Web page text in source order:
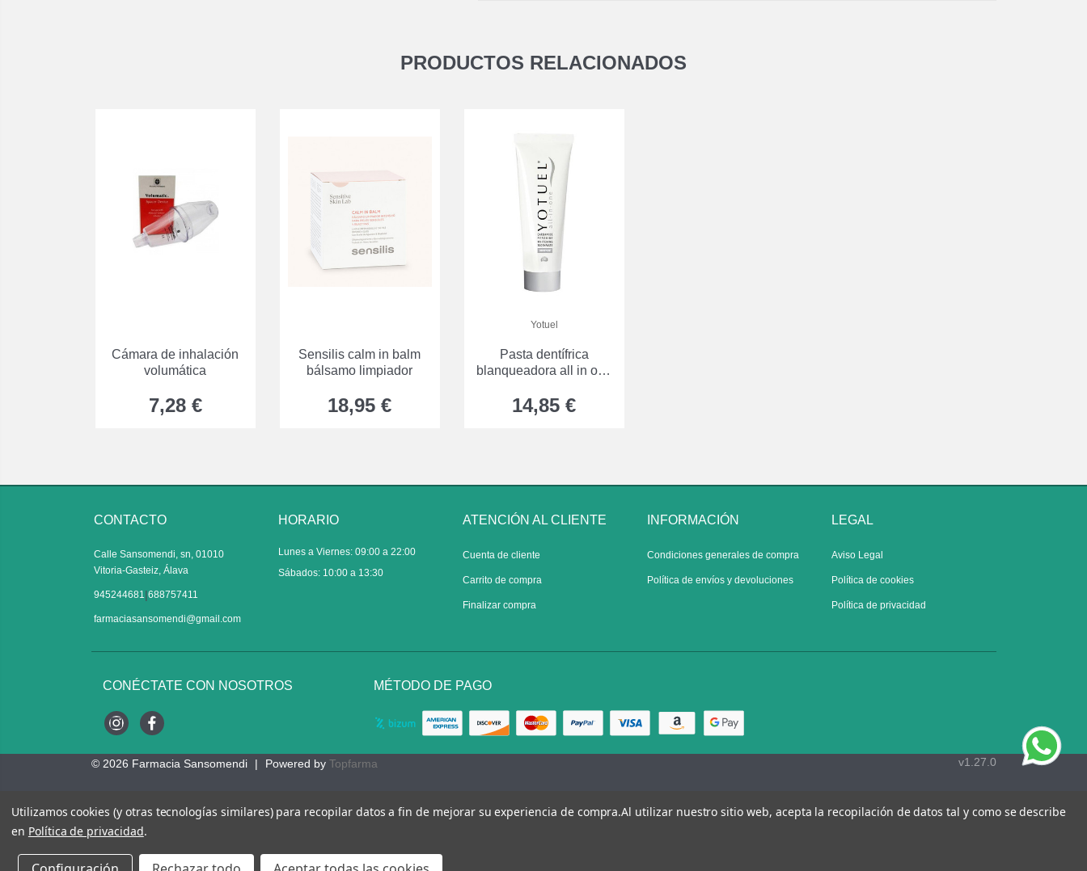
PRODUCTOS RELACIONADOS
Cámara de inhalación
volumática
7,28 €
Sensilis calm in balm
bálsamo limpiador
18,95 €
Yotuel
Pasta dentífrica
blanqueadora all in one
14,85 €
CONTACTO
Calle Sansomendi, sn, 01010
Vitoria-Gasteiz, Álava
945244681|688757411
farmaciasansomendi@gmail.com
HORARIO
Lunes a Viernes: 09:00 a 22:00
Sábados: 10:00 a 13:30
ATENCIÓN AL CLIENTE
Cuenta de cliente
Carrito de compra
Finalizar compra
INFORMACIÓN
Condiciones generales de compra
Política de envíos y devoluciones
LEGAL
Aviso Legal
Política de cookies
Política de privacidad
CONÉCTATE CON NOSOTROS
InstagramFacebook
MÉTODO DE PAGO
© 2026 Farmacia Sansomendi | Powered by Topfarma v1.27.0
Utilizamos cookies (y otras tecnologías similares) para recopilar datos a fin de mejorar su experiencia de compra.Al utilizar nuestro sitio web, acepta la recopilación de datos tal y como se describe
en Política de privacidad.